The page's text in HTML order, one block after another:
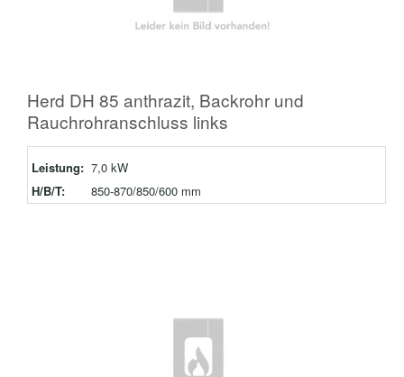
Herd DH 85 anthrazit, Backrohr und
Rauchrohranschluss links
Leistung: 7,0 kW
H/B/T:
850-870/850/600 mm